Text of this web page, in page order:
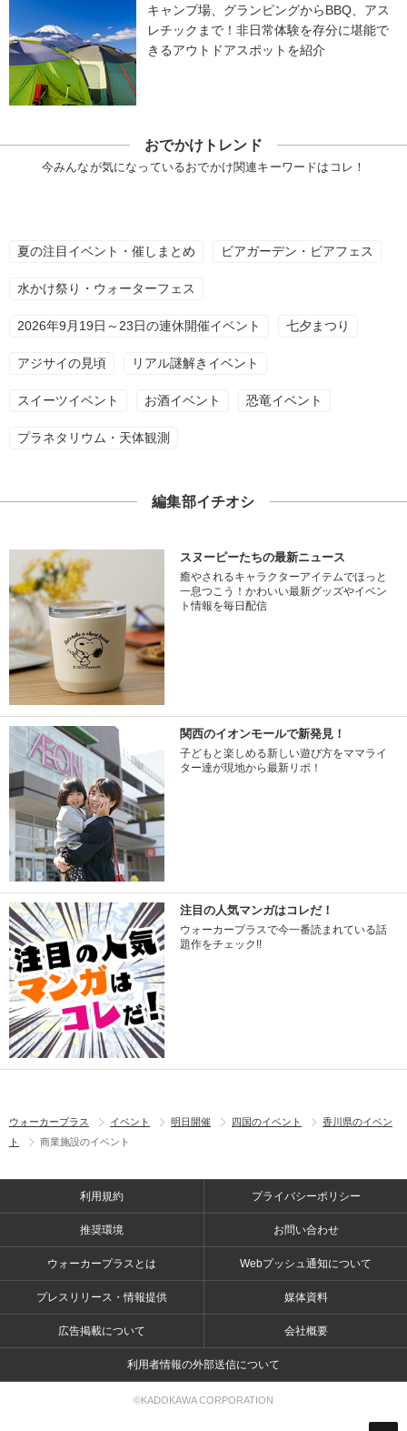
キャンプ場、グランピングからBBQ、アス
レチックまで！非日常体験を存分に堪能で
きるアウトドアスポットを紹介
おでかけトレンド
今みんなが気になっているおでかけ関連キーワードはコレ！
夏の注目イベント・催しまとめ ビアガーデン・ビアフェス
水かけ祭り・ウォーターフェス
2026年9月19日～23日の連休開催イベント 七夕まつり
アジサイの見頃 リアル謎解きイベント
スイーツイベント お酒イベント 恐竜イベント
プラネタリウム・天体観測
編集部イチオシ
スヌーピーたちの最新ニュース
癒やされるキャラクターアイテムでほっと
一息つこう！かわいい最新グッズやイベン
ト情報を毎日配信
関西のイオンモールで新発見！
子どもと楽しめる新しい遊び方をママライ
ター達が現地から最新リポ！
注目の人気マンガはコレだ！
ウォーカープラスで今一番読まれている話
題作をチェック!!
ウォーカープラス イベント 明日開催 四国のイベント
香川県のイベン
ト
商業施設のイベント
利用規約 プライバシーポリシー
推奨環境 お問い合わせ
ウォーカープラスとは Webプッシュ通知について
プレスリリース・情報提供 媒体資料
広告掲載について 会社概要
利用者情報の外部送信について
©KADOKAWA CORPORATION